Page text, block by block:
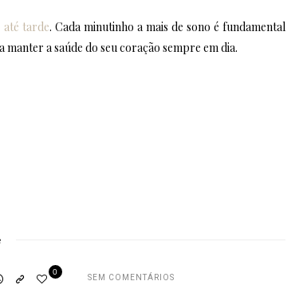
até tarde. Cada minutinho a mais de sono é fundamental
a saúde do seu coração sempre em dia.
0
SEM COMENTÁRIOS